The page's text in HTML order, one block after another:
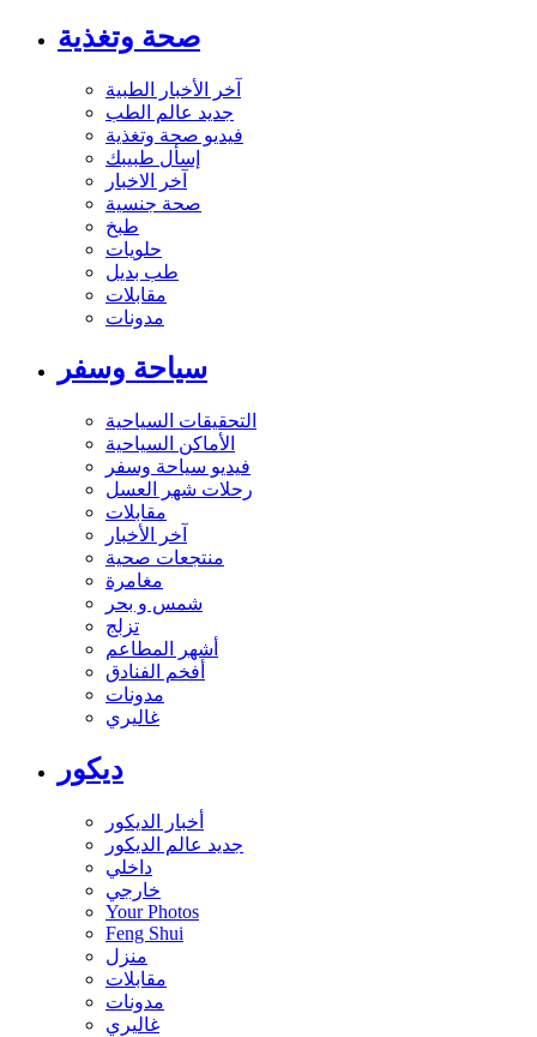
صحة وتغذية
آخر الأخبار الطبية
جديد عالم الطب
فيديو صحة وتغذية
إسأل طبيبك
آخر الاخبار
صحة جنسية
طبخ
حلويات
طب بديل
مقابلات
مدونات
سياحة وسفر
التحقيقات السياحية
الأماكن السياحية
فيديو سياحة وسفر
رحلات شهر العسل
مقابلات
آخر الأخبار
منتجعات صحية
مغامرة
شمس و بحر
تزلج
أشهر المطاعم
أفخم الفنادق
مدونات
غاليري
ديكور
أخبار الديكور
جديد عالم الديكور
داخلي
خارجي
Your Photos
Feng Shui
منزل
مقابلات
مدونات
غاليري